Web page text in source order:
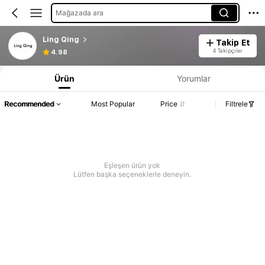
Mağazada ara
Ling Qing
4.98
Takip Et
4 Takipçiler
Ürün Yorumlar
Recommended Most Popular Price Filtrele
Eşleşen ürün yok
Lütfen başka seçeneklerle deneyin.